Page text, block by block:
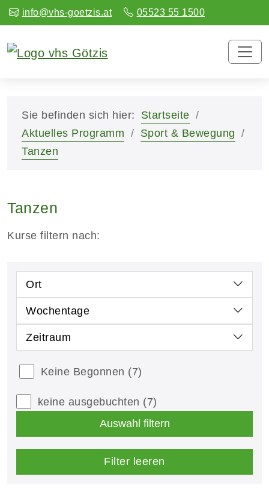
info@vhs-goetzis.at 05523 55 1500
Sie befinden sich hier:
Startseite
Aktuelles Programm
Sport & Bewegung
Tanzen
Tanzen
Kurse filtern nach:
Ort
Wochentage
Zeitraum
Keine Begonnen (7)
keine ausgebuchten (7)
Auswahl filtern
Filter leeren